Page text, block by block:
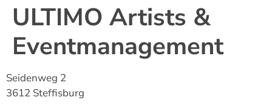
ULTIMO Artists &
Eventmanagement
Seidenweg 2
3612 Steffisburg